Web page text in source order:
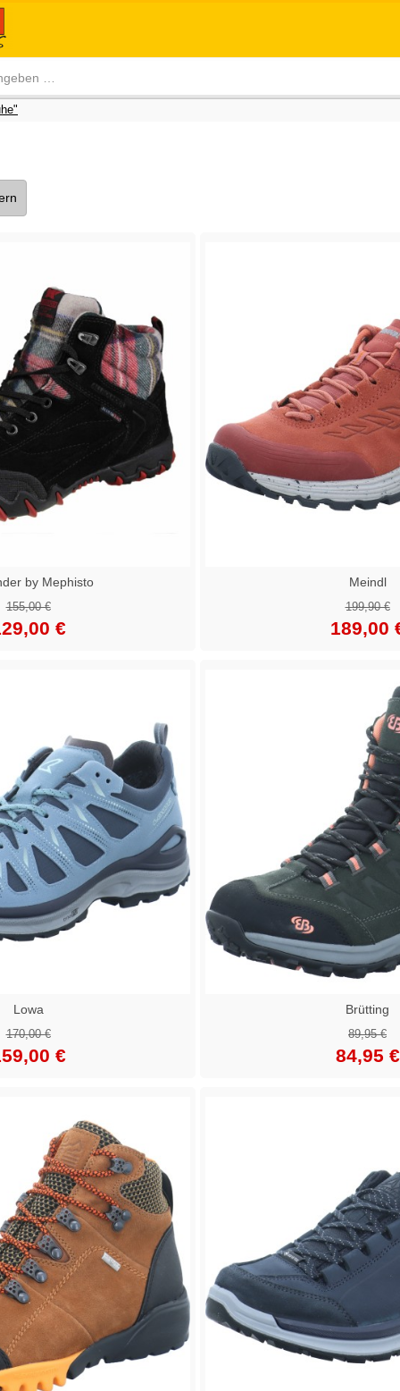
by Mephisto
155,00 €
€
Meindl
199,90 €
189,00
Lowa
170,00 €
€
Brütting
89,95 €
84,95 €